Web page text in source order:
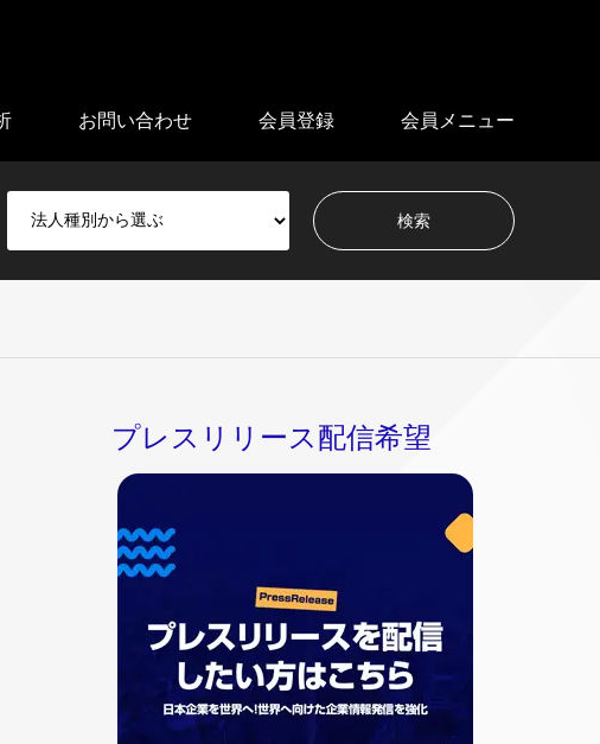
お問い合わせ 会員登録 会員メニュー
プレスリリース配信希望